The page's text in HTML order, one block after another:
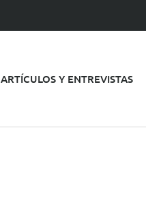
ARTÍCULOS Y ENTREVISTAS